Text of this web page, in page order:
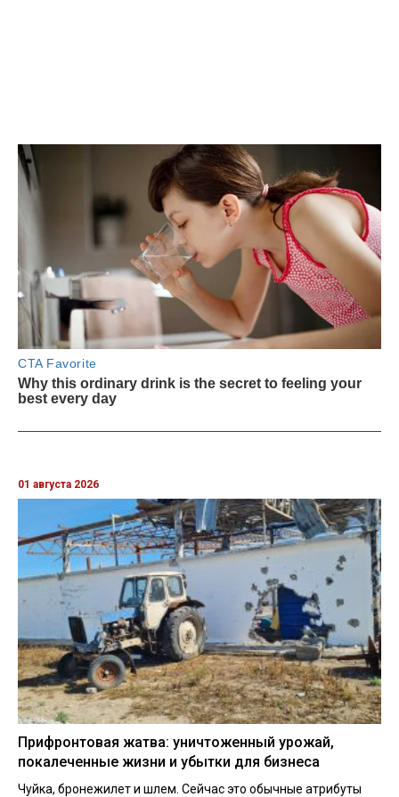
01 августа 2026
Прифронтовая жатва: уничтоженный урожай,
покалеченные жизни и убытки для бизнеса
Чуйка, бронежилет и шлем. Сейчас это обычные атрибуты